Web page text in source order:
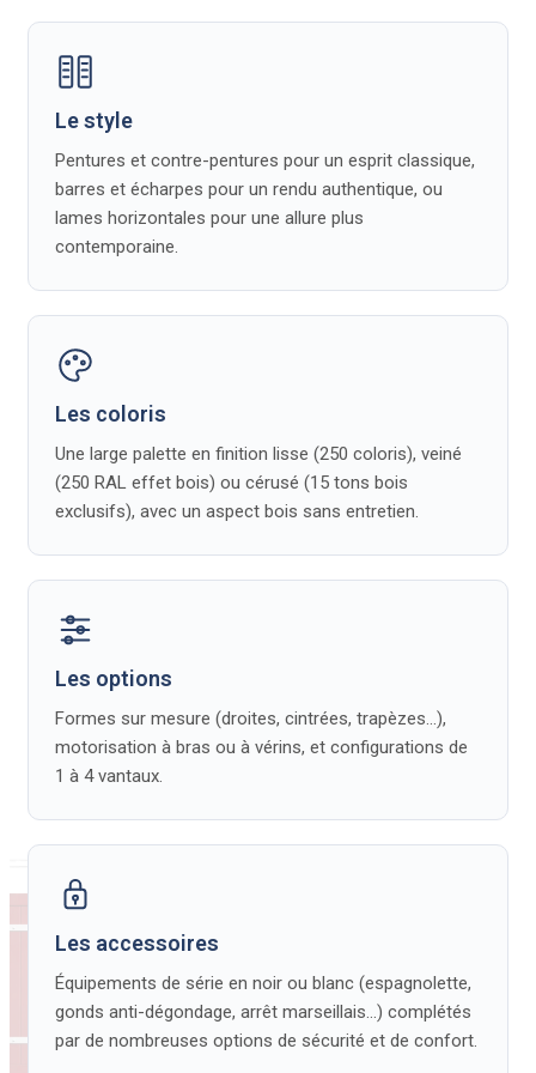
une tenue de la couleur
dans le temps, couverte
par notre garantie de 10
ans sur l'accroche de la
peinture.
Le résultat : un volet qui
reproduit fidèlement
l'aspect du bois, en
supprimant les
contraintes d'entretien.
Pas de ponçage, pas de
lasure, pas de peinture à
reprendre. Le composite
inoxydable et résistant
aux embruns, à la pluie,
au gel et à la grêle.
couleur assortie
Le style
Pentures et contre-pentures pour un esprit classique,
barres et écharpes pour un rendu authentique, ou
lames horizontales pour une allure plus
contemporaine.
Les coloris
Une large palette en finition lisse (250 coloris), veiné
(250 RAL effet bois) ou cérusé (15 tons bois
exclusifs), avec un aspect bois sans entretien.
Les options
Formes sur mesure (droites, cintrées, trapèzes…),
motorisation à bras ou à vérins, et configurations de
1 à 4 vantaux.
Les accessoires
Équipements de série en noir ou blanc (espagnolette,
gonds anti-dégondage, arrêt marseillais…) complétés
par de nombreuses options de sécurité et de confort.